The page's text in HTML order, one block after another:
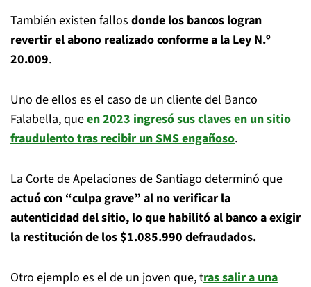
También existen fallos donde los bancos logran
revertir el abono realizado conforme a la Ley N.º
20.009.
Uno de ellos es el caso de un cliente del Banco
Falabella, queen 2023 ingresó sus claves en un sitio
fraudulento tras recibir un SMS engañoso.
La Corte de Apelaciones de Santiago determinó que
actuó con “culpa grave” al no verificar la
autenticidad del sitio, lo que habilitó al banco a exigir
la restitución de los $1.085.990 defraudados.
Otro ejemplo es el de un joven que, tras salir a una